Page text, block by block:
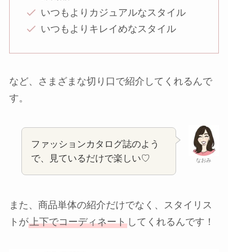
いつもよりカジュアルなスタイル
いつもよりキレイめなスタイル
など、さまざまな切り口で紹介してくれるんで
す。
なおみ
ファッションカタログ誌のよう
で、見ているだけで楽しい♡
また、商品単体の紹介だけでなく、スタイリス
トが上下でコーディネートしてくれるんです！